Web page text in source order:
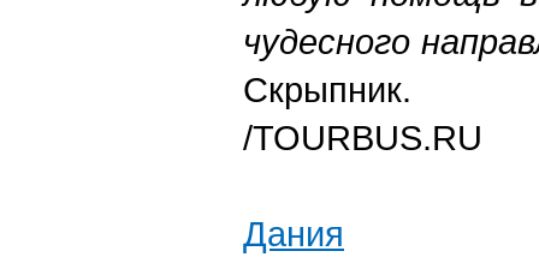
чудесного
Скрыпник.
/TOURBUS.RU
Дания